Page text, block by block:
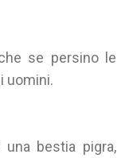
se persino le
uomini.
bestia pigra,